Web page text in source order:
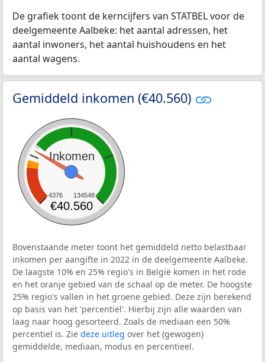
De grafiek toont de kerncijfers van STATBEL voor de
deelgemeente Aalbeke: het aantal adressen, het
aantal inwoners, het aantal huishoudens en het
aantal wagens.
Gemiddeld inkomen (€40.560)
Inkomen
4376 134548
€40.560
Bovenstaande meter toont het gemiddeld netto belastbaar
inkomen per aangifte in 2022 in de deelgemeente Aalbeke.
De laagste 10% en 25% regio's in België komen in het rode
en het oranje gebied van de schaal op de meter. De hoogste
25% regio's vallen in het groene gebied. Deze zijn berekend
op basis van het 'percentiel'. Hierbij zijn alle waarden van
laag naar hoog gesorteerd. Zoals de mediaan een 50%
percentiel is. Zie deze uitleg over het (gewogen)
gemiddelde, mediaan, modus en percentieel.